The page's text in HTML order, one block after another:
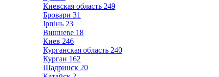
Киевская область 249
Бровари 31
Ірпінь 23
Вишневе 18
Киев 246
Курганская область 240
Курган 162
Шадринск 20